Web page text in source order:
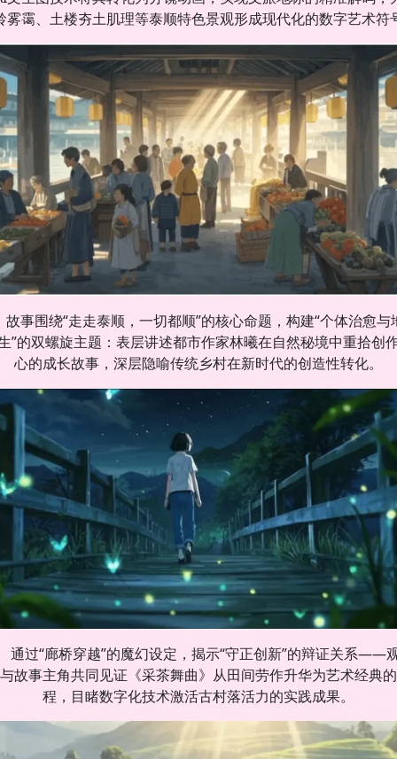
雾霭、土楼夯土肌理等泰顺特色景观形成现代化的数字艺术符
故事围绕“走走泰顺，一切都顺”的核心命题，构建“个体治愈与
”的双螺旋主题：表层讲述都市作家林曦在自然秘境中重拾创
心的成长故事，深层隐喻传统乡村在新时代的创造性转化。
通过“廊桥穿越”的魔幻设定，揭示“守正创新”的辩证关系——
故事主角共同见证《采茶舞曲》从田间劳作升华为艺术经典
程，目睹数字化技术激活古村落活力的实践成果。